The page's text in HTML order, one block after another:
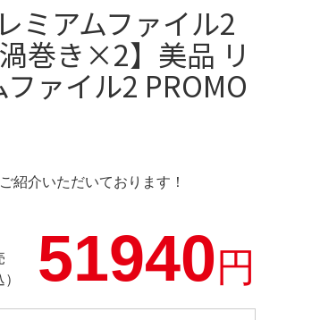
アムファイル2
巻き×2】美品 リ
ァイル2 PROMO
紹介いただいております！
51940円